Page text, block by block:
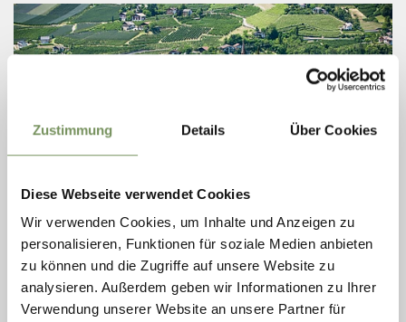
Zustimmung Details Über Cookies
Diese Webseite verwendet Cookies
Wir verwenden Cookies, um Inhalte und Anzeigen zu
personalisieren, Funktionen für soziale Medien anbieten
zu können und die Zugriffe auf unsere Website zu
analysieren. Außerdem geben wir Informationen zu Ihrer
Verwendung unserer Website an unsere Partner für
NEUE PFARRKIRCHE VON SCHENNA
Zwischen 1914 und 1931 wurde die neugotische Pfarrkirche von Schenna
erbaut. Die alte Kirche erwies sich immer mehr als zu klein, dadurch